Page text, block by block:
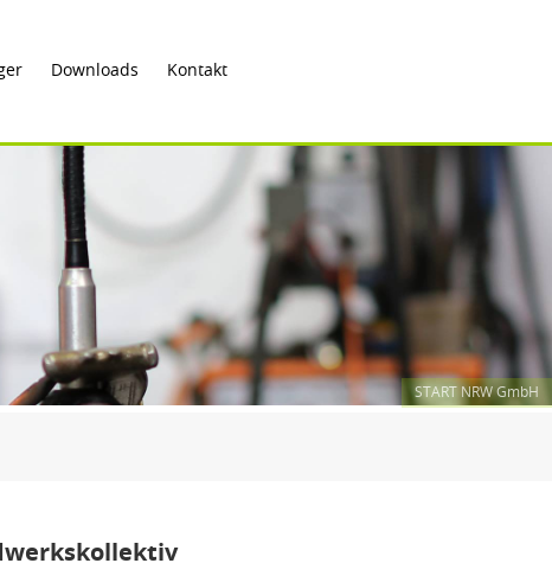
Downloads Kontakt
START NRW GmbH